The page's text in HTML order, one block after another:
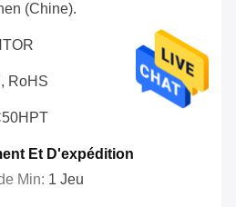
(Chine).
RoHS
Et D'expédition
Min: 1 Jeu